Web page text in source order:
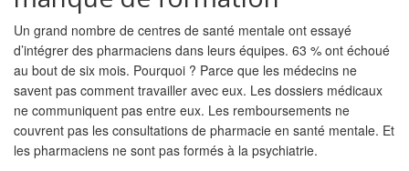
Un grand nombre de centres de santé mentale ont essayé
d’intégrer des pharmaciens dans leurs équipes. 63 % ont échoué
au bout de six mois. Pourquoi ? Parce que les médecins ne
savent pas comment travailler avec eux. Les dossiers médicaux
ne communiquent pas entre eux. Les remboursements ne
couvrent pas les consultations de pharmacie en santé mentale. Et
les pharmaciens ne sont pas formés à la psychiatrie.